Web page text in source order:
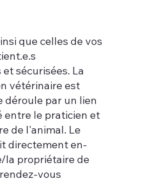
que celles de vos
sécurisées. La
vétérinaire est
déroule par un lien
entre le praticien et
de l'animal. Le
directement en-
la propriétaire de
vous